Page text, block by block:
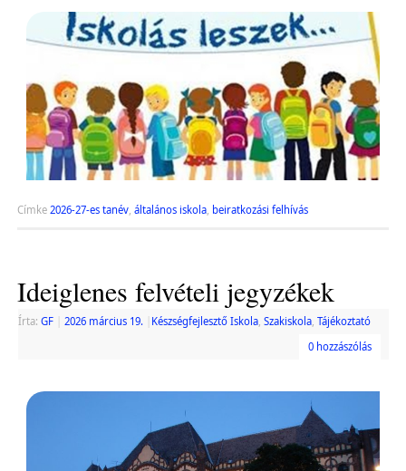
Címke 2026-27-es tanév, általános iskola, beiratkozási felhívás
Ideiglenes felvételi jegyzékek
Írta: GF 2026 március 19. Készségfejlesztő Iskola, Szakiskola, Tájékoztató
0 hozzászólás